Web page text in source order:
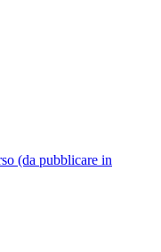
(da pubblicare in